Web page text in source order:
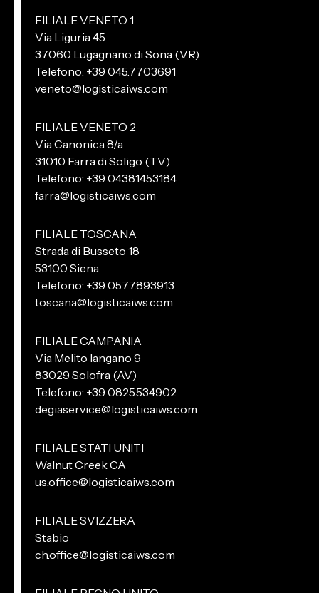
FILIALE VENETO 1
Via Liguria 45
37060 Lugagnano di Sona (VR)
Telefono: +39 045.7703691
veneto@logisticaiws.com
FILIALE VENETO 2
Via Canonica 8/a
31010 Farra di Soligo (TV)
Telefono: +39 0438.1453184
farra@logisticaiws.com
FILIALE TOSCANA
Strada di Busseto 18
53100 Siena
Telefono: +39 0577.893913
toscana@logisticaiws.com
FILIALE CAMPANIA
Via Melito Iangano 9
83029 Solofra (AV)
Telefono: +39 0825.534902
degiaservice@logisticaiws.com
FILIALE STATI UNITI
Walnut Creek CA
us.office@logisticaiws.com
FILIALE SVIZZERA
Stabio
ch.office@logisticaiws.com